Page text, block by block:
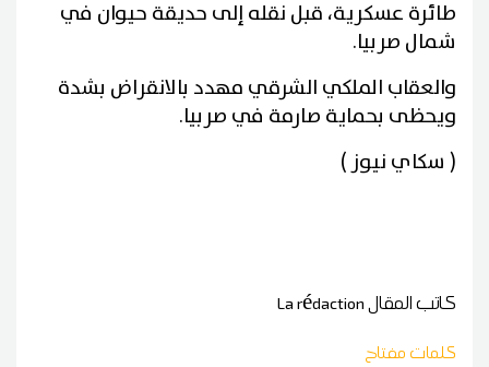
طائرة عسكرية، قبل نقله إلى حديقة حيوان في
شمال صربيا.
والعقاب الملكي الشرقي مهدد بالانقراض بشدة
ويحظى بحماية صارمة في صربيا.
( سكاي نيوز )
كاتب المقالLa rédaction
كلمات مفتاح